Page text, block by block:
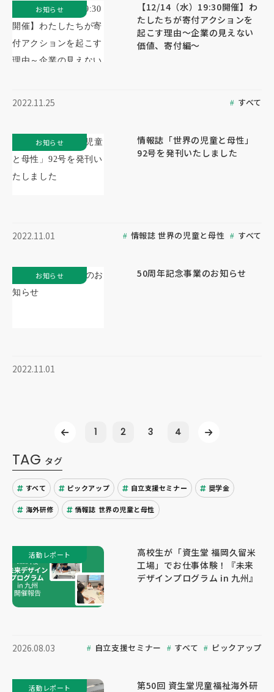
【12/14（水）19:30開催】わ
たしたちが寄付アクションを
起こす理由～企業の見えない
価値、寄付編～
2022.11.25 すべて
お知らせ
情報誌「世界の児童と母性」
92号を発刊いたしました
2022.11.01 情報誌 世界の児童と母性 すべて
お知らせ
50周年記念事業のお知らせ
2022.11.01
お知らせ
1 2 3 4
TAG タグ
すべて ピックアップ 自立支援セミナー 奨学金
海外研修 情報誌 世界の児童と母性
高校生が「資生堂 福岡久留米
工場」でお仕事体験！『未来
デザインプログラム in 九州』
2026.08.03 自立支援セミナー すべて ピックアップ
活動レポート
第50回 資生堂児童福祉海外研
活動レポート